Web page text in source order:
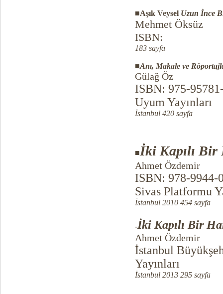
■Aşık Veysel Uzun İnce
Mehmet Öksüz
ISBN:
183 sayfa
■Anı, Makale ve
Gülağ Öz
ISBN: 975-
Uyum Yayınları
İstanbul 420 sayfa
■İki Kapılı Bir
Ahmet Özdemir
ISBN: 978-9944-
Sivas Platformu
İstanbul 2010 454 sayfa
-İki Kapılı Bir
Ahmet Özdemir
İstanbul
Yayınları
İstanbul 2013 295 sayfa